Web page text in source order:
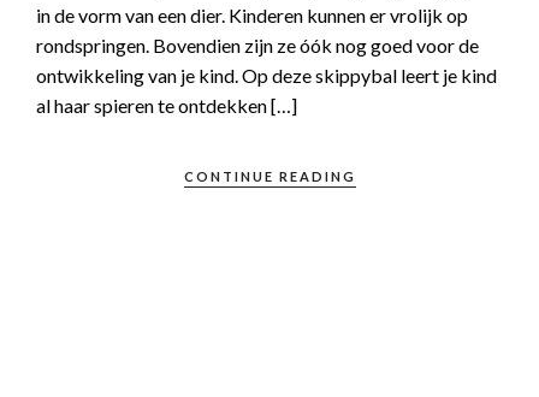
in de vorm van een dier. Kinderen kunnen er vrolijk op
rondspringen. Bovendien zijn ze óók nog goed voor de
ontwikkeling van je kind. Op deze skippybal leert je kind
al haar spieren te ontdekken […]
CONTINUE READING